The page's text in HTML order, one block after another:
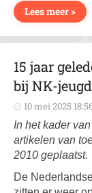
Lees meer >
15 jaar
bij NK-jeugd
10 mei 2025
In het kader
artikelen van
2010 geplaatst.
De